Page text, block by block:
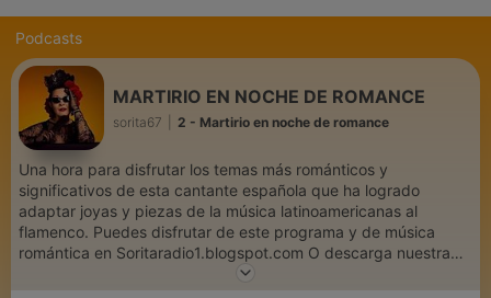
Podcasts
MARTIRIO EN NOCHE DE ROMANCE
sorita67 2 - Martirio en noche de romance
Una hora para disfrutar los temas más románticos y
significativos de esta cantante española que ha logrado
adaptar joyas y piezas de la música latinoamericanas al
flamenco. Puedes disfrutar de este programa y de música
romántica en Soritaradio1.blogspot.com O descarga nuestra
aplicación Soritaradio Somos SoritaRadio La radio que es para